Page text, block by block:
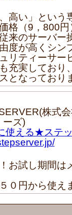
高い」という
格（9，800
来のサーバー
度が高くシン
リティーサー
充実しており
となっており
株式
ーズ)
使える★ステ
お試し期間は
０円から使え